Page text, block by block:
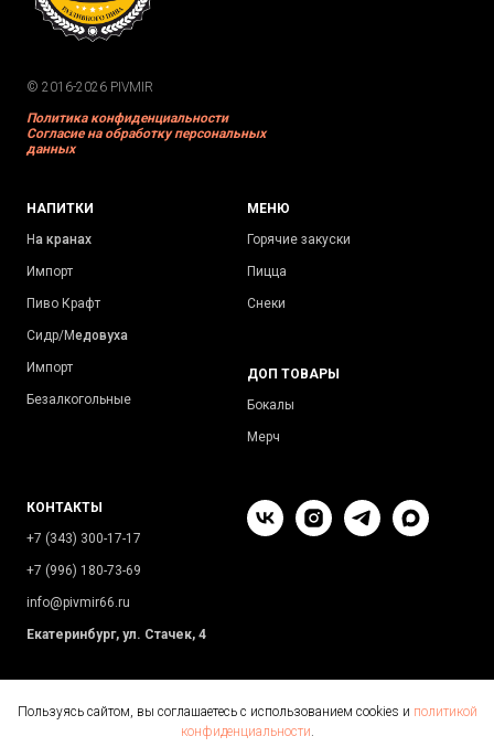
© 2016-2026 PIVMIR
Политика конфиденциальности
Согласие на обработку персональных
данных
НАПИТКИ
На кранах
Импорт
Пиво Крафт
Сидр/Медовуха
Импорт
Безалкогольные
МЕНЮ
Горячие закуски
Пицца
Снеки
ДОП ТОВАРЫ
Бокалы
Мерч
КОНТАКТЫ
+7 (343) 300-17-17
+7 (996) 180-73-69
info@pivmir66.ru
Екатеринбург, ул. Стачек, 4
Пользуясь сайтом, вы соглашаетесь с использованием cookies и политикой
конфиденциальности.